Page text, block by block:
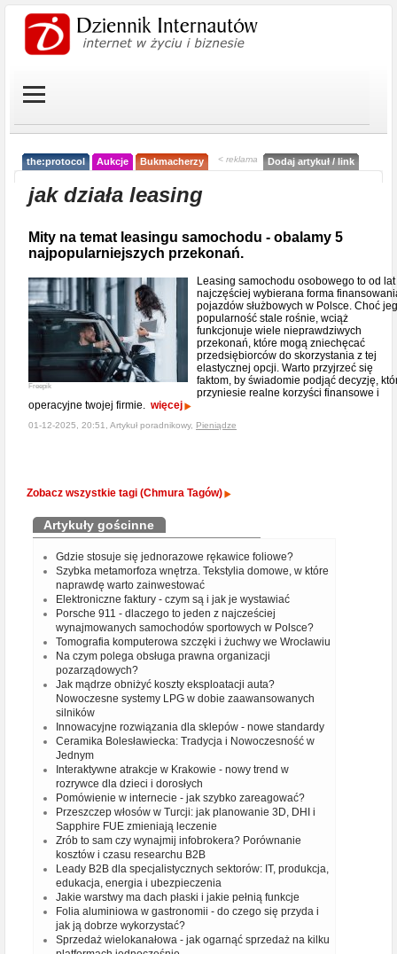
the:protocol Aukcje Bukmacherzy < reklama Dodaj artykuł / link
jak działa leasing
Mity na temat leasingu samochodu - obalamy 5
najpopularniejszych przekonań.
Freepik
Leasing samochodu osobowego to od lat
najczęściej wybierana forma
pojazdów służbowych w Polsce. Choć
popularność stale rośnie, wciąż
funkcjonuje wiele nieprawdziwych
przekonań, które mogą zniechęcać
przedsiębiorców do skorzystania z tej
elastycznej opcji. Warto przyjrzeć się
faktom, by świadomie podjąć decyzję,
przyniesie realne korzyści finansowe i
operacyjne twojej firmie. więcej
01-12-2025, 20:51, Artykuł poradnikowy, Pieniądze
Zobacz wszystkie tagi (Chmura Tagów)
Artykuły gościnne
Gdzie stosuje się jednorazowe rękawice foliowe?
Szybka metamorfoza wnętrza. Tekstylia domowe, w które
naprawdę warto zainwestować
Elektroniczne faktury - czym są i jak je wystawiać
Porsche 911 - dlaczego to jeden z najcześciej
wynajmowanych samochodów sportowych w Polsce?
Tomografia komputerowa szczęki i żuchwy we Wrocławiu
Na czym polega obsługa prawna organizacji
pozarządowych?
Jak mądrze obniżyć koszty eksploatacji auta?
Nowoczesne systemy LPG w dobie zaawansowanych
silników
Innowacyjne rozwiązania dla sklepów - nowe standardy
Ceramika Bolesławiecka: Tradycja i Nowoczesność w
Jednym
Interaktywne atrakcje w Krakowie - nowy trend w
rozrywce dla dzieci i dorosłych
Pomówienie w internecie - jak szybko zareagować?
Przeszczep włosów w Turcji: jak planowanie 3D, DHI i
Sapphire FUE zmieniają leczenie
Zrób to sam czy wynajmij infobrokera? Porównanie
kosztów i czasu researchu B2B
Leady B2B dla specjalistycznych sektorów: IT, produkcja,
edukacja, energia i ubezpieczenia
Jakie warstwy ma dach płaski i jakie pełnią funkcje
Folia aluminiowa w gastronomii - do czego się przyda i
jak ją dobrze wykorzystać?
Sprzedaż wielokanałowa - jak ogarnąć sprzedaż na kilku